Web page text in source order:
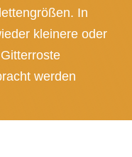
In
kleinere oder
werden